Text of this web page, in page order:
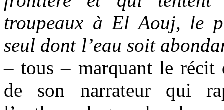
troupeaux à El Aouj, le
seul dont l’eau soit
– tous – marquant le récit
de son narrateur qui